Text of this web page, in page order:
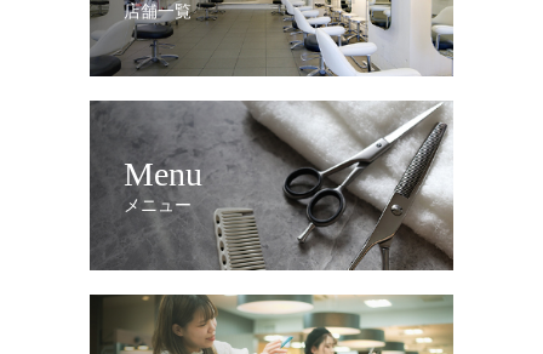
店舗一覧
Menu
メニュー